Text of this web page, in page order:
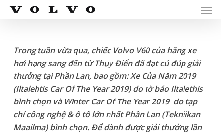
Skip
Trong tuần vừa qua, chiếc Volvo V60 của hãng xe
hơi hạng sang đến từ Thụy Điển đã đạt cú đúp giải
thưởng tại Phần Lan, bao gồm: Xe Của Năm 2019
(Iltalehtis Car Of The Year 2019) do tờ báo Iltalethis
bình chọn và Winter Car Of The Year 2019 do tạp
chí công nghệ & ô tô lớn nhất Phần Lan (Tekniikan
Maailma) bình chọn. Để dành được giải thưởng lần
Menu